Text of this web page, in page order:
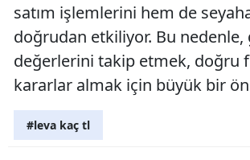
satım işlemlerini hem de
doğrudan etkiliyor. Bu
değerlerini takip etmek, doğru
kararlar almak için büyük bir
#leva kaç tl